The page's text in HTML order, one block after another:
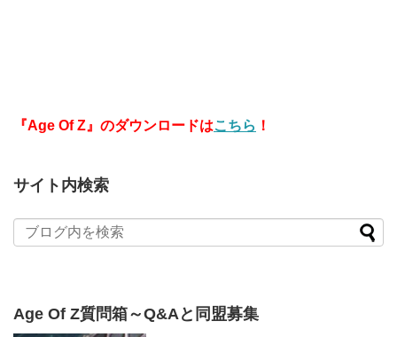
『Age Of Z』のダウンロードはこちら ！
サイト内検索
Age Of Z質問箱～Q&Aと同盟募集